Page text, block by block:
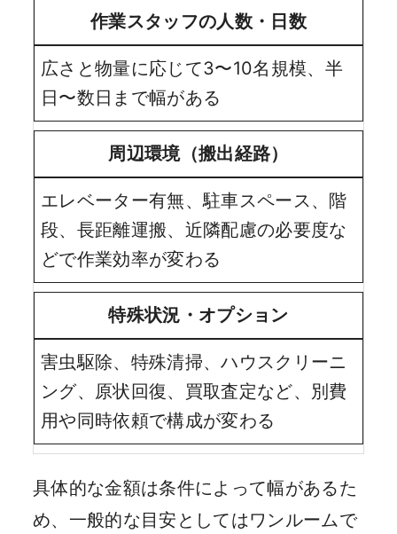
作業スタッフの人数・日数
広さと物量に応じて3〜10名規模、半
日〜数日まで幅がある
周辺環境（搬出経路）
エレベーター有無、駐車スペース、階
段、長距離運搬、近隣配慮の必要度な
どで作業効率が変わる
特殊状況・オプション
害虫駆除、特殊清掃、ハウスクリーニ
ング、原状回復、買取査定など、別費
用や同時依頼で構成が変わる
具体的な金額は条件によって幅があるた
め、一般的な目安としてはワンルームで